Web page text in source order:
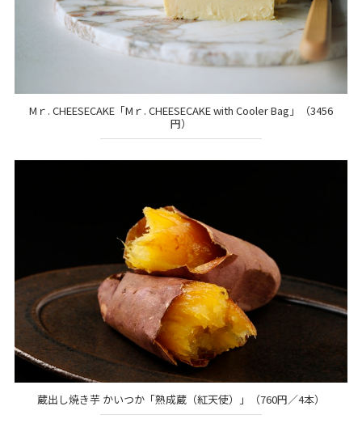
Mｒ. CHEESECAKE「Mｒ. CHEESECAKE with Cooler Bag」（3456
円）
蔵出し焼き芋 かいつか「熟成蔵（紅天使）」（760円／4本）